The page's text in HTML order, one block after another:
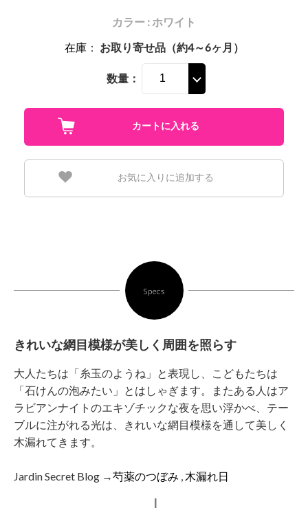
カラー : ホワイト
在庫： お取り寄せ品（約4～6ヶ月）
数量：
お気に入りに追加する
Specs
きれいな網目模様が美しく周囲を照らす
大人たちは「糸玉のようね」と表現し、こどもたちは
「石けんの泡みたい」とはしゃぎます。またある人はア
ラビアンナイトのエキゾチックな夜を思い浮かべ、テー
ブルに注がれる光は、きれいな網目模様を通して美しく
木漏れてきます。
Jardin Secret Blog →芍薬のつぼみ , 木漏れ日